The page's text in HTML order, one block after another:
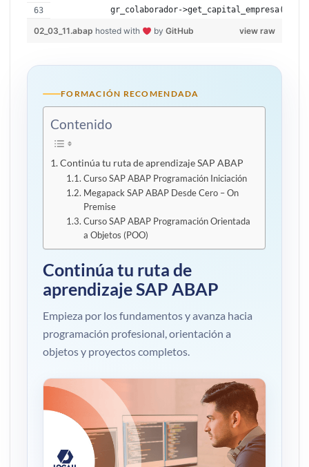
           gr_colaborador->get_capital_empresa( ).
view raw
02_03_11.abap hosted with by GitHub
FORMACIÓN RECOMENDADA
Contenido
Continúa tu ruta de aprendizaje SAP ABAP
Curso SAP ABAP Programación Iniciación
Megapack SAP ABAP Desde Cero – On
Premise
Curso SAP ABAP Programación Orientada
a Objetos (POO)
Continúa tu ruta de
aprendizaje SAP ABAP
Empieza por los fundamentos y avanza hacia
programación profesional, orientación a
objetos y proyectos completos.